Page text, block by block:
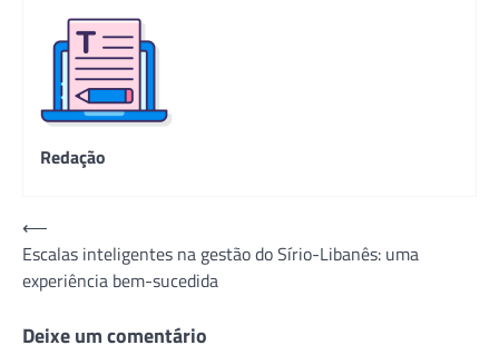
Redação
Navegação
de
Post
⟵
Escalas inteligentes na gestão do Sírio-Libanês: uma
experiência bem-sucedida
Deixe um comentário